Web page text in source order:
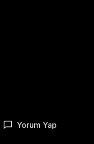
Yorum Yap